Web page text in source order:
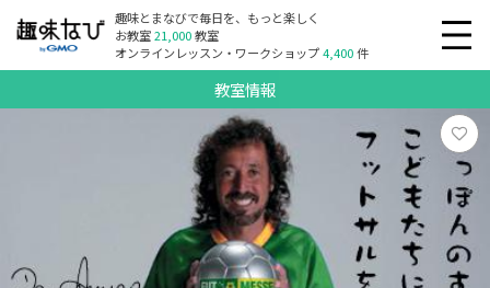
趣味とまなびで毎日を、もっと楽しく
お教室21,000教室
オンラインレッスン・ワークショップ4,400件
教室情報